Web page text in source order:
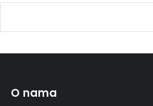
O nama